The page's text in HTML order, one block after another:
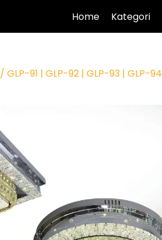
Home Kategori
/ GLP-91 | GLP-92 | GLP-93 | GLP-94